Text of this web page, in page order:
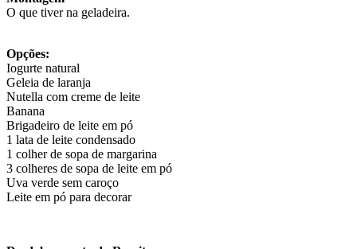
O que tiver na geladeira.
Opções:
Iogurte natural
Geleia de laranja
Nutella com creme de leite
Banana
Brigadeiro de leite em pó
1 lata de leite condensado
1 colher de sopa de margarina
3 colheres de sopa de leite em pó
Uva verde sem caroço
Leite em pó para decorar